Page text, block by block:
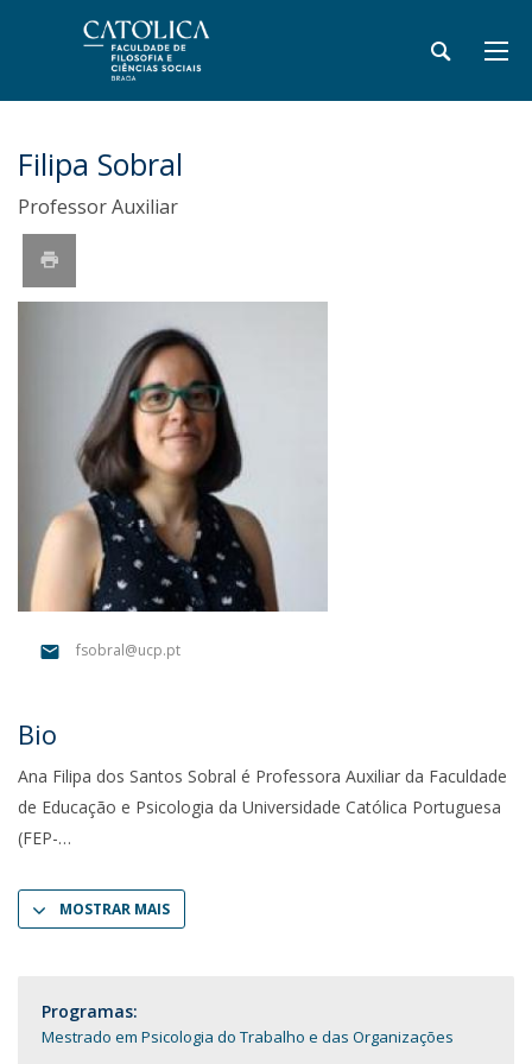
Filipa Sobral
Professor Auxiliar
fsobral@ucp.pt
Bio
Ana Filipa dos Santos Sobral é Professora Auxiliar da Faculdade
de Educação e Psicologia da Universidade Católica Portuguesa
(FEP-
MOSTRAR MAIS
Programas:
Mestrado em Psicologia do Trabalho e das Organizações